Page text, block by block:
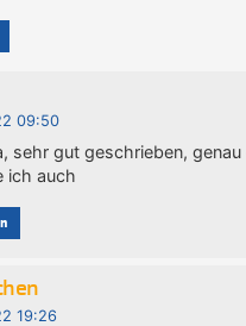
09:50
sehr gut geschrieben, genau
ich auch
19:26